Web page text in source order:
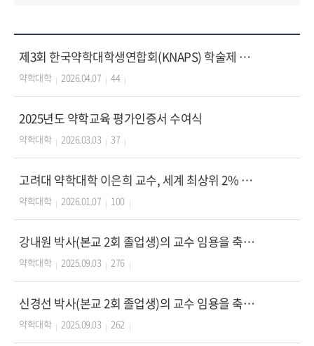
제3회 한국약학대학생연합회(KNAPS) 학술제 1등상 수상
약학대학 2026.04.07 44
2025년도 약학교육 평가인증서 수여식
약학대학 2026.03.03 37
고려대 약학대학 이은희 교수, 세계 최상위 2% 과학자 2년 연속 선정
약학대학 2026.01.07 100
강내원 박사(본교 2회 졸업생)의 교수 임용을 축하드립니다.
약학대학 2025.09.03 276
신경선 박사(본교 2회 졸업생)의 교수 임용을 축하드립니다.
약학대학 2025.09.03 262